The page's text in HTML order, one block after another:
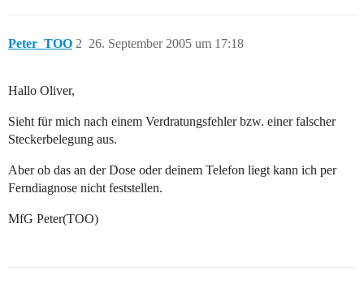
Peter_TOO 26. September 2005 um 17:18
2
Hallo Oliver,
Sieht für mich nach einem Verdratungsfehler bzw. einer falscher
Steckerbelegung aus.
Aber ob das an der Dose oder deinem Telefon liegt kann ich per
Ferndiagnose nicht feststellen.
MfG Peter(TOO)